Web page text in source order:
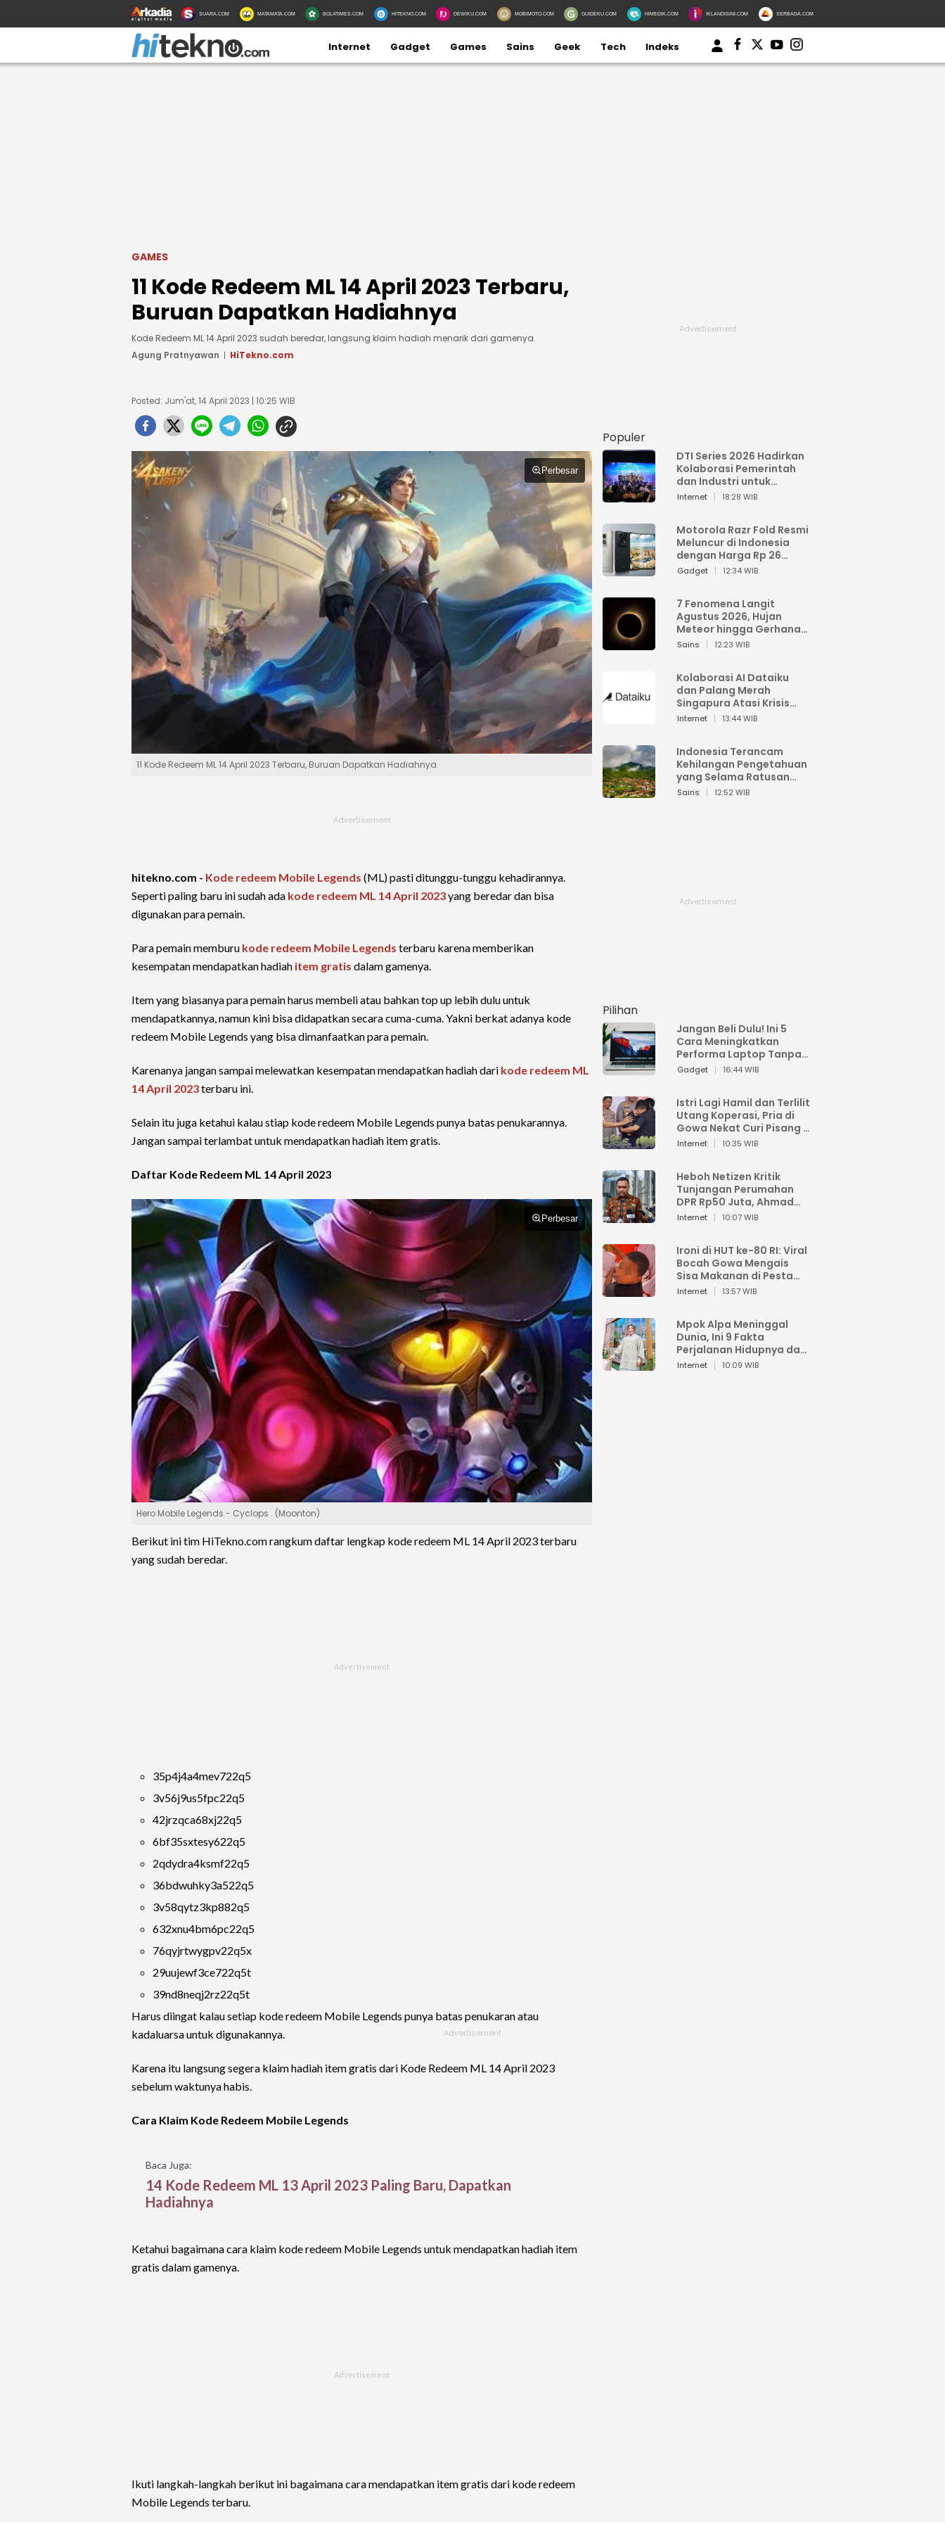
SUARA.COM MATAMATA.COM BOLATIMES.COM HITEKNO.COM DEWIKU.COM MOBIMOTO.COM GUIDEKU.COM HIMEDIK.COM IKLANDISINI.COM SERBADA.COM
Internet Gadget Games Sains Geek Tech Indeks
GAMES
11 Kode Redeem ML 14 April 2023 Terbaru,
Buruan Dapatkan Hadiahnya
Kode Redeem ML 14 April 2023 sudah beredar, langsung klaim hadiah menarik dari gamenya.
Agung Pratnyawan
HiTekno.com
Posted: Jum'at, 14 April 2023 | 10:25 WIB
Perbesar
11 Kode Redeem ML 14 April 2023 Terbaru, Buruan Dapatkan Hadiahnya
hitekno.com - Kode redeem Mobile Legends (ML) pasti ditunggu-tunggu kehadirannya.
Seperti paling baru ini sudah ada kode redeem ML 14 April 2023yang beredar dan bisa
digunakan para pemain.
Para pemain memburu kode redeem Mobile Legends terbaru karena memberikan
kesempatan mendapatkan hadiah item gratis dalam gamenya.
Item yang biasanya para pemain harus membeli atau bahkan top up lebih dulu untuk
mendapatkannya, namun kini bisa didapatkan secara cuma-cuma. Yakni berkat adanya kode
redeem Mobile Legends yang bisa dimanfaatkan para pemain.
Karenanya jangan sampai melewatkan kesempatan mendapatkan hadiah dari kode redeem ML
14 April 2023terbaru ini.
Selain itu juga ketahui kalau stiap kode redeem Mobile Legends punya batas penukarannya.
Jangan sampai terlambat untuk mendapatkan hadiah item gratis.
Daftar Kode Redeem ML 14 April 2023
Perbesar
Hero Mobile Legends - Cyclops . (Moonton)
Berikut ini tim HiTekno.com rangkum daftar lengkap kode redeem ML 14 April 2023 terbaru
yang sudah beredar.
35p4j4a4mev722q5
3v56j9us5fpc22q5
42jrzqca68xj22q5
6bf35sxtesy622q5
2qdydra4ksmf22q5
36bdwuhky3a522q5
3v58qytz3kp882q5
632xnu4bm6pc22q5
76qyjrtwygpv22q5x
29uujewf3ce722q5t
39nd8neqj2rz22q5t
Harus diingat kalau setiap kode redeem Mobile Legends punya batas penukaran atau
kadaluarsa untuk digunakannya.
Karena itu langsung segera klaim hadiah item gratis dari Kode Redeem ML 14 April 2023
sebelum waktunya habis.
Cara Klaim Kode Redeem Mobile Legends
Baca Juga:
14 Kode Redeem ML 13 April 2023 Paling Baru, Dapatkan
Hadiahnya
Ketahui bagaimana cara klaim kode redeem Mobile Legends untuk mendapatkan hadiah item
gratis dalam gamenya.
Ikuti langkah-langkah berikut ini bagaimana cara mendapatkan item gratis dari kode redeem
Mobile Legends terbaru.
Populer
DTI Series 2026 Hadirkan
Kolaborasi Pemerintah
dan Industri untuk
Percepatan
Internet 18:28 WIB
Motorola Razr Fold Resmi
Meluncur di Indonesia
dengan Harga Rp 26
Jutaan
Gadget 12:34 WIB
7 Fenomena Langit
Agustus 2026, Hujan
Meteor hingga Gerhana
Matahari
Sains 12:23 WIB
Kolaborasi AI Dataiku
dan Palang Merah
Singapura Atasi Krisis
Bencana
Internet 13:44 WIB
Indonesia Terancam
Kehilangan Pengetahuan
yang Selama Ratusan
Tahun Menjaga Alam
Sains 12:52 WIB
Pilihan
Jangan Beli Dulu! Ini 5
Cara Meningkatkan
Performa Laptop Tanpa
Harus Beli Baru
Gadget 16:44 WIB
Istri Lagi Hamil dan Terlilit
Utang Koperasi, Pria di
Gowa Nekat Curi Pisang 4
Tandan Milik Tetangga,
Internet 10:35 WIB
Heboh Netizen Kritik
Tunjangan Perumahan
DPR Rp50 Juta, Ahmad
Sahroni: Enggak Senang
Internet 10:07 WIB
Ironi di HUT ke-80 RI: Viral
Bocah Gowa Mengais
Sisa Makanan di Pesta
Kemerdekaan
Internet 13:57 WIB
Mpok Alpa Meninggal
Dunia, Ini 9 Fakta
Perjalanan Hidupnya dari
Viral hingga Puncak
Internet 10:09 WIB